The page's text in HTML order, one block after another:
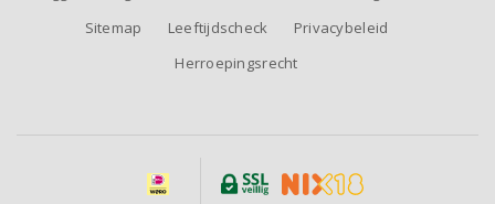
Sitemap
Leeftijdscheck
Privacybeleid
Herroepingsrecht